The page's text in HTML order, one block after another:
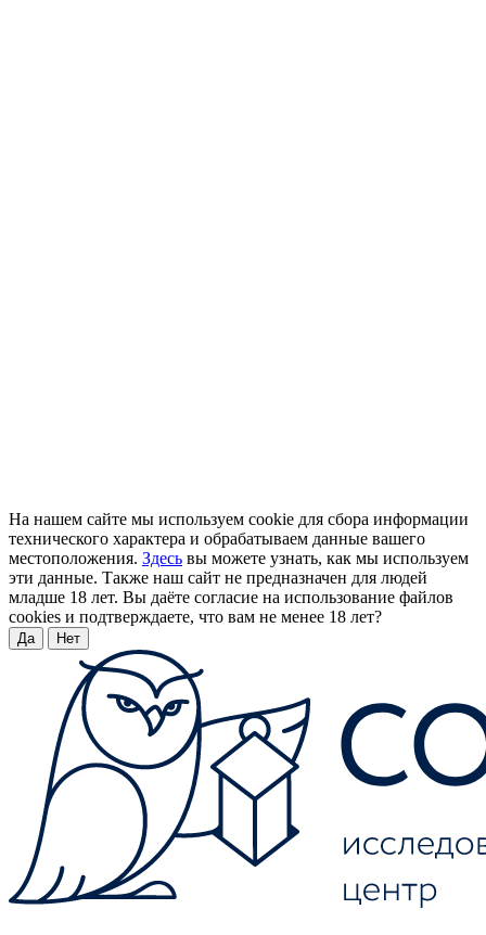
На нашем сайте мы используем cookie для сбора информации
технического характера и обрабатываем данные вашего
местоположения. Здесь вы можете узнать, как мы используем
эти данные. Также наш сайт не предназначен для людей
младше 18 лет. Вы даёте согласие на использование файлов
cookies и подтверждаете, что вам не менее 18 лет?
Да Нет